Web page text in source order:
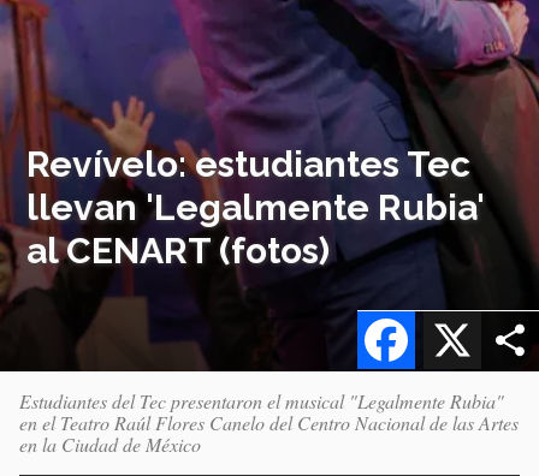
Revívelo: estudiantes Tec
llevan 'Legalmente Rubia'
al CENART (fotos)
X
Facebook
Estudiantes del Tec presentaron el musical "Legalmente Rubia"
en el Teatro Raúl Flores Canelo del Centro Nacional de las Artes
en la Ciudad de México